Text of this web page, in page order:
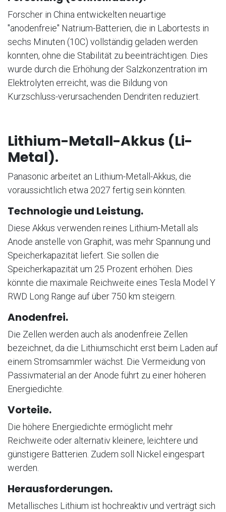
Forscher in China entwickelten neuartige
"anodenfreie" Natrium-Batterien, die in Labortests in
sechs Minuten (10C) vollständig geladen werden
konnten, ohne die Stabilität zu beeinträchtigen. Dies
wurde durch die Erhöhung der Salzkonzentration im
Elektrolyten erreicht, was die Bildung von
Kurzschluss-verursachenden Dendriten reduziert.
Lithium-Metall-Akkus (Li-
Metal).
Panasonic arbeitet an Lithium-Metall-Akkus, die
voraussichtlich etwa 2027 fertig sein könnten.
Technologie und Leistung.
Diese Akkus verwenden reines Lithium-Metall als
Anode anstelle von Graphit, was mehr Spannung und
Speicherkapazität liefert. Sie sollen die
Speicherkapazität um 25 Prozent erhöhen. Dies
könnte die maximale Reichweite eines Tesla Model Y
RWD Long Range auf über 750 km steigern.
Anodenfrei.
Die Zellen werden auch als anodenfreie Zellen
bezeichnet, da die Lithiumschicht erst beim Laden auf
einem Stromsammler wächst. Die Vermeidung von
Passivmaterial an der Anode führt zu einer höheren
Energiedichte.
Vorteile.
Die höhere Energiedichte ermöglicht mehr
Reichweite oder alternativ kleinere, leichtere und
günstigere Batterien. Zudem soll Nickel eingespart
werden.
Herausforderungen.
Metallisches Lithium ist hochreaktiv und verträgt sich